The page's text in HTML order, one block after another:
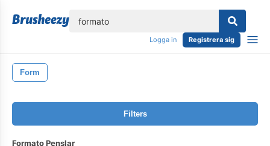
Logga in Registrera sig
Form
Filters
Formato Penslar